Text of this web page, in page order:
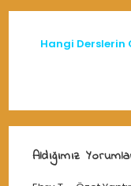
Hangi Derslerin
Aldığımız